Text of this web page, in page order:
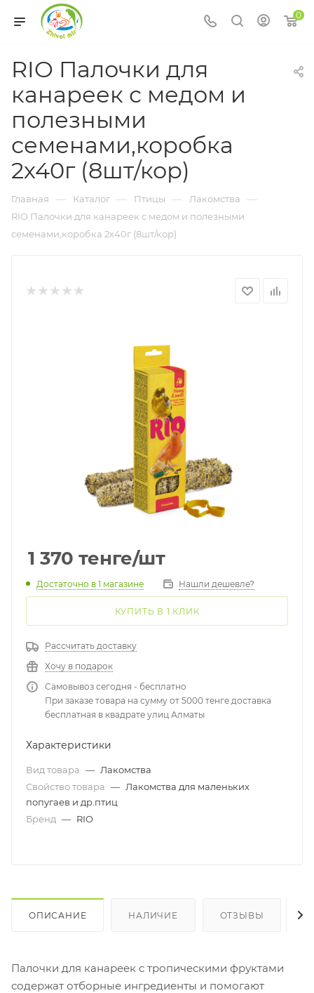
0
RIO Палочки для
канареек с медом и
полезными
семенами,коробка
2х40г (8шт/кор)
Главная — Каталог — Птицы — Лакомства —
RIO Палочки для канареек с медом и полезными
семенами,коробка 2х40г (8шт/кор)
1 370 тенге/шт
Достаточно в 1 магазине Нашли дешевле?
КУПИТЬ В 1 КЛИК
Рассчитать доставку
Хочу в подарок
Самовывоз сегодня - бесплатно
При заказе товара на сумму от 5000 тенге доставка
бесплатная в квадрате улиц Алматы
Характеристики
Вид товара — Лакомства
Свойство товара — Лакомства для маленьких
попугаев и др.птиц
Бренд — RIO
ОПИСАНИЕ НАЛИЧИЕ ОТЗЫВЫ
Палочки для канареек с тропическими фруктами
содержат отборные ингредиенты и помогают